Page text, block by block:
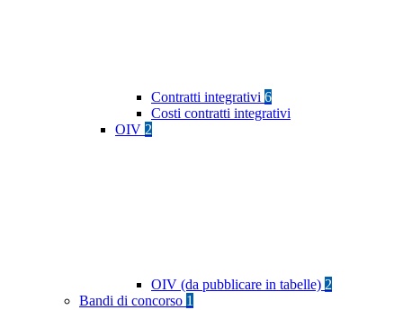
Contratti integrativi 6
Costi contratti integrativi
OIV 2
OIV (da pubblicare in tabelle) 2
Bandi di concorso 1